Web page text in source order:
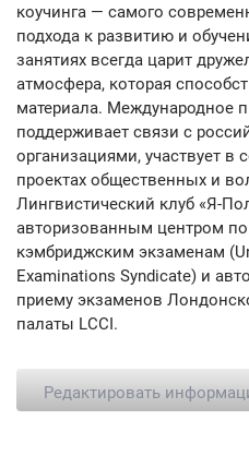
коучинга — самого
подхода к развитию и
занятиях всегда царит
атмосфера, которая
материала. Международное
поддерживает связи с
организациями, участвует в
проектах общественных и
Лингвистический клуб «Я-
авторизованным центром по
кэмбриджским экзаменам
Examinations Syndicate) и
приему экзаменов
палаты LCCI.
Редактировать